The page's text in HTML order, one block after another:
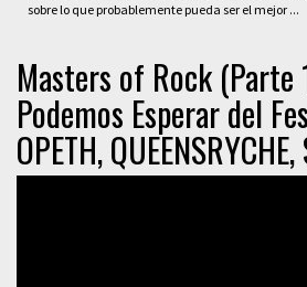
sobre lo que probablemente pueda ser el mejor ...
Masters of Rock (Parte
Podemos Esperar del
OPETH, QUEENSRYCHE,